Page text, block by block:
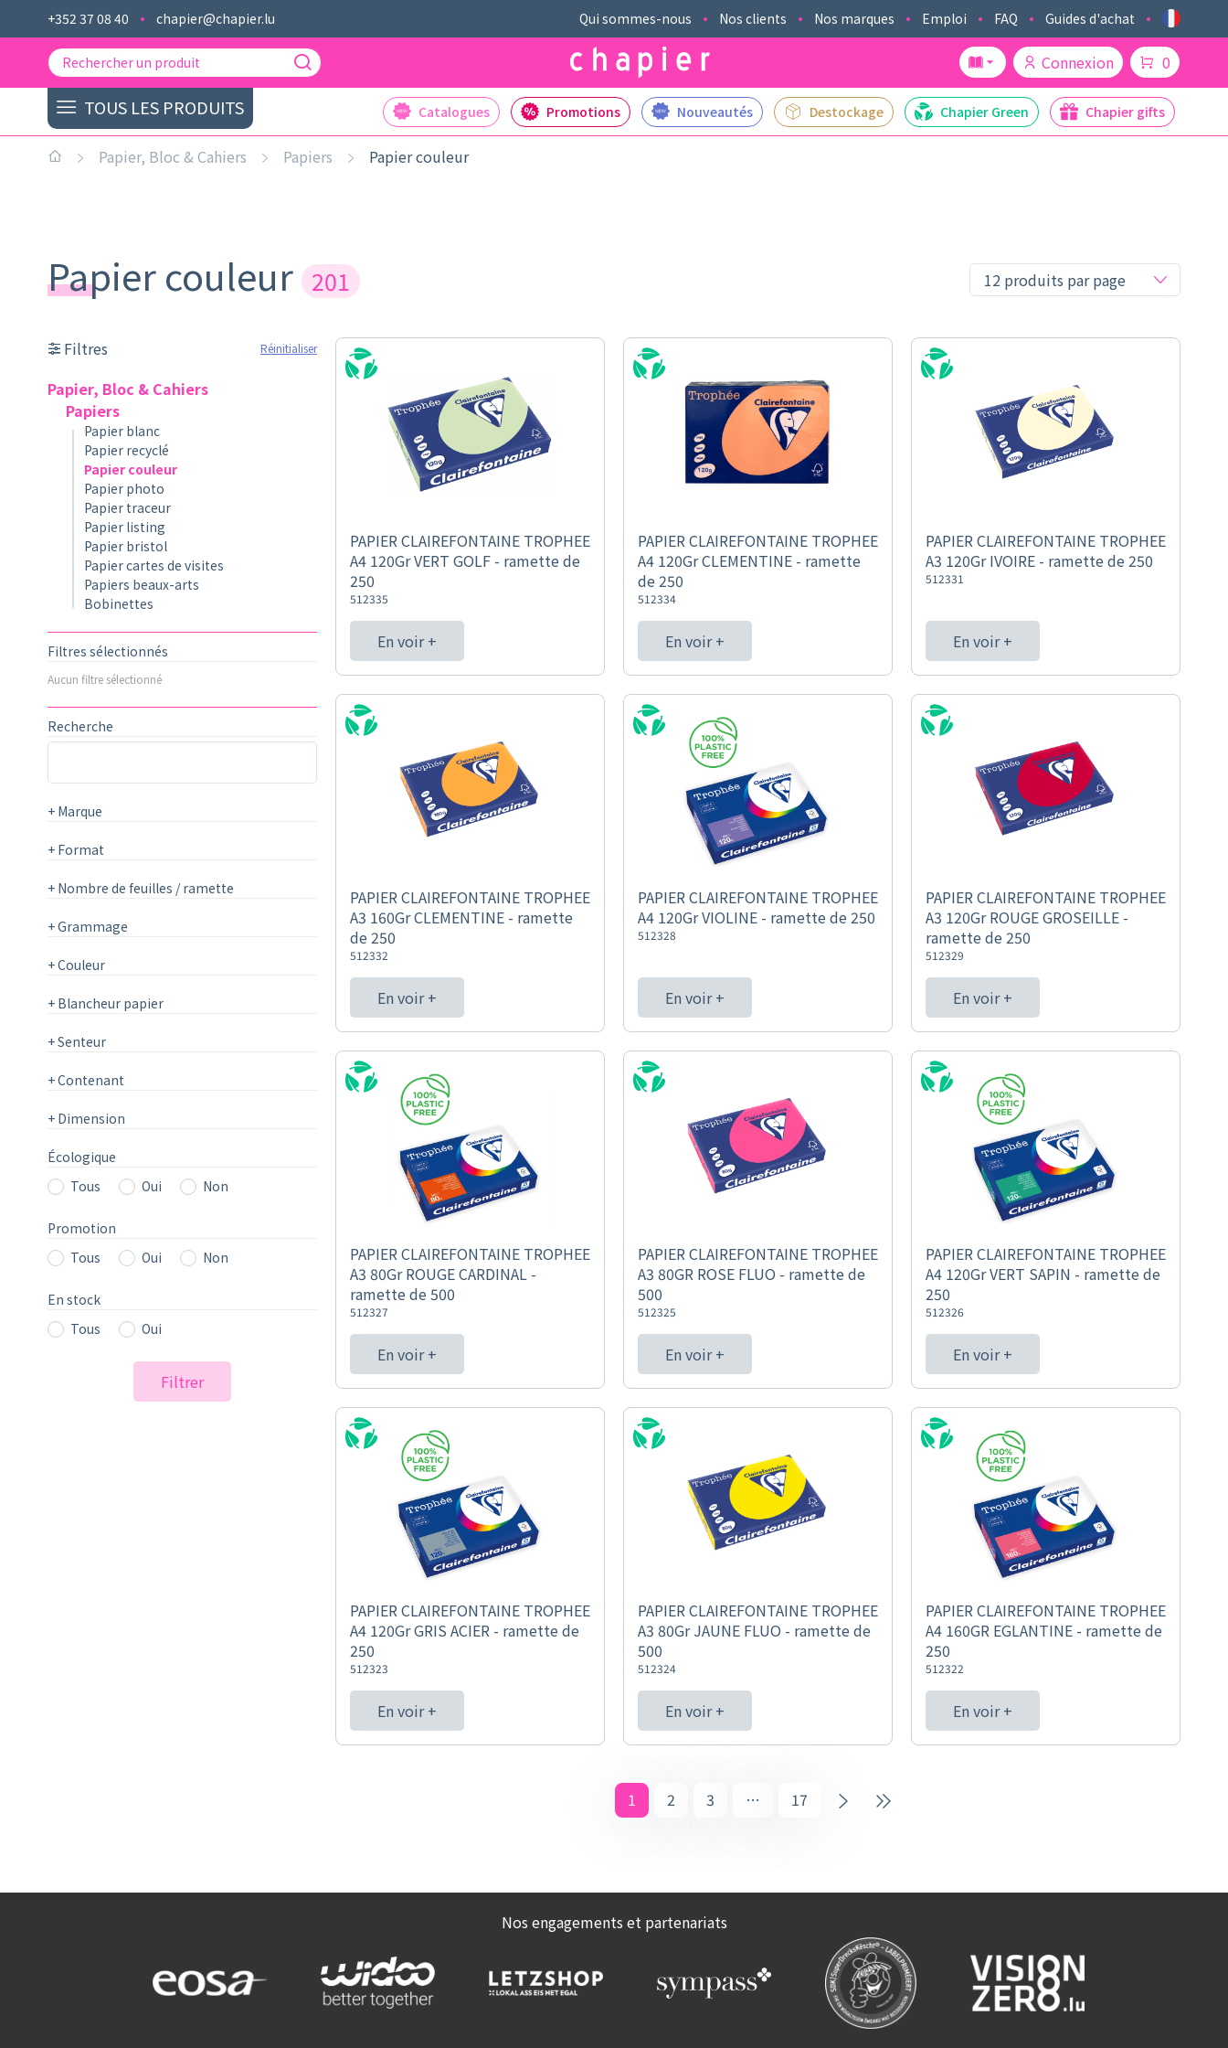
+352 37 08 40 chapier@chapier.lu Qui sommes-nous Nos clients Nos marques Emploi FAQ Guides d'achat
Connexion 0
TOUS LES PRODUITS Catalogues Promotions Nouveautés Destockage Chapier Green Chapier gifts
Papier, Bloc & Cahiers Papiers Papier couleur
Papier couleur 201
Filtres Réinitialiser
Papier, Bloc & Cahiers
Papiers
Papier blanc
Papier recyclé
Papier couleur
Papier photo
Papier traceur
Papier listing
Papier bristol
Papier cartes de visites
Papiers beaux-arts
Bobinettes
Filtres sélectionnés
Aucun filtre sélectionné
Recherche
+ Marque
+ Format
+ Nombre de feuilles / ramette
+Grammage
+Couleur
+ Blancheur papier
+Senteur
+Contenant
+ Dimension
Écologique
Tous
Oui Non
Promotion
Tous
Oui Non
En stock
Tous
Oui
Filtrer
PAPIER CLAIREFONTAINE TROPHEE
A4 120Gr VERT GOLF - ramette de
250
512335
En voir +
PAPIER CLAIREFONTAINE TROPHEE
A4 120Gr CLEMENTINE - ramette
de 250
512334
En voir +
PAPIER CLAIREFONTAINE TROPHEE
A3 120Gr IVOIRE - ramette de 250
512331
En voir +
PAPIER CLAIREFONTAINE TROPHEE
A3 160Gr CLEMENTINE - ramette
de 250
512332
En voir +
PAPIER CLAIREFONTAINE TROPHEE
A4 120Gr VIOLINE - ramette de 250
512328
En voir +
PAPIER CLAIREFONTAINE TROPHEE
A3 120Gr ROUGE GROSEILLE -
ramette de 250
512329
En voir +
PAPIER CLAIREFONTAINE TROPHEE
A3 80Gr ROUGE CARDINAL -
ramette de 500
512327
En voir +
PAPIER CLAIREFONTAINE TROPHEE
A3 80GR ROSE FLUO - ramette de
500
512325
En voir +
PAPIER CLAIREFONTAINE TROPHEE
A4 120Gr VERT SAPIN - ramette de
250
512326
En voir +
PAPIER CLAIREFONTAINE TROPHEE
A4 120Gr GRIS ACIER - ramette de
250
512323
En voir +
PAPIER CLAIREFONTAINE TROPHEE
A3 80Gr JAUNE FLUO - ramette de
500
512324
En voir +
PAPIER CLAIREFONTAINE TROPHEE
A4 160GR EGLANTINE - ramette de
250
512322
En voir +
1 2 3 … 17
Nos engagements et partenariats